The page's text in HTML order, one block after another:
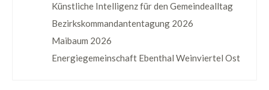
Künstliche Intelligenz für den Gemeindealltag
Bezirkskommandantentagung 2026
Maibaum 2026
Energiegemeinschaft Ebenthal Weinviertel Ost